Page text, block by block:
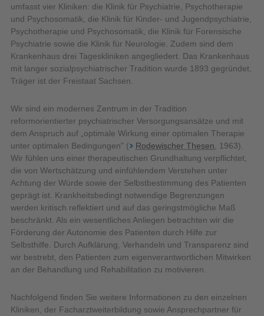
umfasst vier Kliniken: die Klinik für Psychiatrie, Psychotherapie
und Psychosomatik, die Klinik für Kinder- und Jugendpsychiatrie,
Psychotherapie und Psychosomatik, die Klinik für Forensische
Psychiatrie sowie die Klinik für Neurologie. Zudem sind dem
Krankenhaus drei Tageskliniken angegliedert. Das Krankenhaus
mit langer sozialpsychiatrischer Tradition wurde 1893 gegründet,
Träger ist der Freistaat Sachsen.
Wir sind ein modernes Zentrum in der Tradition
reformorientierter psychiatrischer Versorgungsansätze und mit
dem Anspruch auf „optimale Wirkung einer optimalen Therapie
unter optimalen Bedingungen" (
Rodewischer Thesen , 1963).
Wir fühlen uns einer therapeutischen Grundhaltung verpflichtet,
die von Wertschätzung und einfühlendem Verstehen unter
Achtung der Würde sowie der Selbstbestimmung des Patienten
geprägt ist. Krankheitsbedingt notwendige Begrenzungen
werden kritisch reflektiert und auf das geringstmögliche Maß
beschränkt. Als ein wesentliches Anliegen betrachten wir die
Förderung der Autonomie des Patienten durch Hilfe zur
Selbsthilfe. Durch Aufklärung, Verhandeln und Transparenz sind
wir bestrebt, den Patienten zum eigenverantwortlichen Mitwirken
an der Behandlung und Rehabilitation zu motivieren.
Nachfolgend finden Sie weitere Informationen zu den einzelnen
Kliniken, der Facharztweiterbildung sowie Ansprechpartner für